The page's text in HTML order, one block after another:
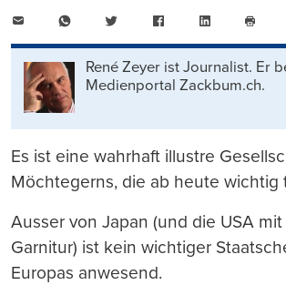
WhatsAppTwitter FacebookLinkedIn
René Zeyer ist Journalist. Er
Medienportal Zackbum.ch.
Es ist eine wahrhaft illustre
Möchtegerns, die ab heute wichtig
Ausser von Japan (und die USA
Garnitur) ist kein wichtiger
Europas anwesend.